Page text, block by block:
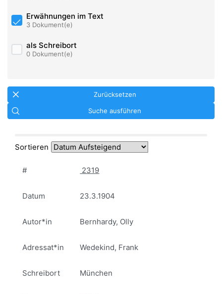
Erwähnungen im Text
3 Dokument(e)
als Schreibort
0 Dokument(e)
Zurücksetzen
Suche ausführen
Sortieren
# 2319
Datum 23.3.1904
Autor*in Bernhardy, Olly
Adressat*in Wedekind, Frank
Schreibort München